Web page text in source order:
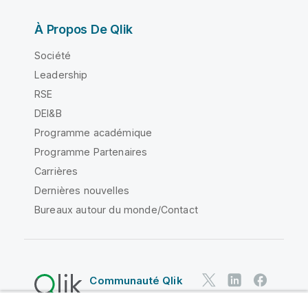
À Propos De Qlik
Société
Leadership
RSE
DEI&B
Programme académique
Programme Partenaires
Carrières
Dernières nouvelles
Bureaux autour du monde/Contact
Communauté Qlik